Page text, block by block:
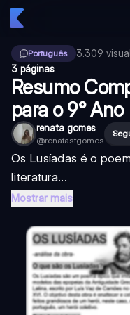
Português 3.309
3 páginas
Resumo
para o 9° Ano
renata gomes
@renatastgomes
Os Lusíadas é o
literatura...
Mostrar mais